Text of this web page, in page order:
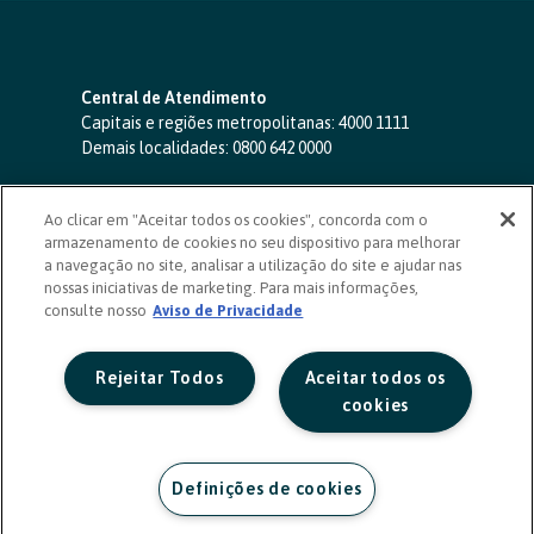
Central de Atendimento
Capitais e regiões metropolitanas: 4000 1111
Demais localidades: 0800 642 0000
SAC 24 horas-0800 724 4420
Ouvidoria
0800 725 0996
(de segunda a sexta, das 8h às 20h)
ouvidoriasicoob.com.br
Deficientes auditivos ou de fala
Ao clicar em "Aceitar todos os cookies", concorda com o
armazenamento de cookies no seu dispositivo para melhorar
a navegação no site, analisar a utilização do site e ajudar nas
nossas iniciativas de marketing. Para mais informações,
consulte nosso Aviso de Privacidade
Aceitar todos os
cookies
Rejeitar Todos
Definições de cookies